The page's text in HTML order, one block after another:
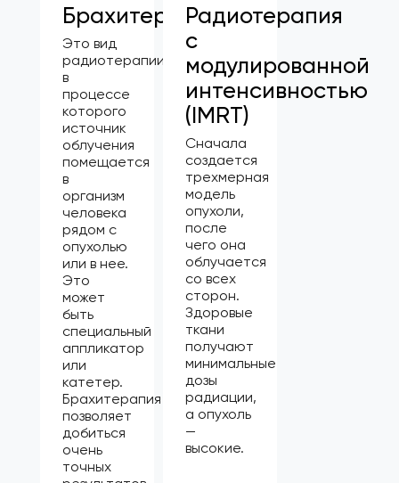
Брахитерапия
Это вид
радиотерапии,
в
процессе
которого
источник
облучения
помещается
в
организм
человека
рядом с
опухолью
или в нее.
Это
может
быть
специальный
аппликатор
или
катетер.
Брахитерапия
позволяет
добиться
очень
точных
Радиотерапия
с
модулированной
интенсивностью
(IMRT)
Сначала
создается
трехмерная
модель
опухоли,
после
чего она
облучается
со всех
сторон.
Здоровые
ткани
получают
минимальные
дозы
радиации,
а опухоль
—
высокие.